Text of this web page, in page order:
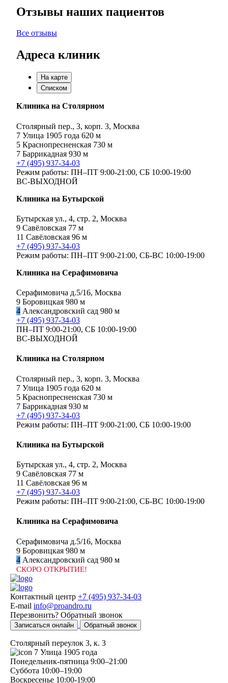
Отзывы наших пациентов
Все отзывы
Адреса клиник
На карте
Списком
Клиника на Столярном
Столярный пер., 3, корп. 3, Москва
7 Улица 1905 года 620 м
5 Краснопресненская 730 м
7 Баррикадная 930 м
+7 (495) 937-34-03
Режим работы: ПН–ПТ 9:00-21:00, СБ 10:00-19:00
ВС-ВЫХОДНОЙ
Клиника на Бутырской
Бутырская ул., 4, стр. 2, Москва
9 Савёловская 77 м
11 Савёловская 96 м
+7 (495) 937-34-03
Режим работы: ПН–ПТ 9:00-21:00, СБ-ВС 10:00-19:00
Клиника на Серафимовича
Серафимовича д.5/16, Москва
9 Боровицкая 980 м
4 Александровский сад 980 м
+7 (495) 937-34-03
ПН–ПТ 9:00-21:00, СБ 10:00-19:00
ВС-ВЫХОДНОЙ
Клиника на Столярном
Столярный пер., 3, корп. 3, Москва
7 Улица 1905 года 620 м
5 Краснопресненская 730 м
7 Баррикадная 930 м
+7 (495) 937-34-03
Режим работы: ПН–ПТ 9:00-21:00, СБ 10:00-19:00
Клиника на Бутырской
Бутырская ул., 4, стр. 2, Москва
9 Савёловская 77 м
11 Савёловская 96 м
+7 (495) 937-34-03
Режим работы: ПН–ПТ 9:00-21:00, СБ-ВС 10:00-19:00
Клиника на Серафимовича
Серафимовича д.5/16, Москва
9 Боровицкая 980 м
4 Александровский сад 980 м
СКОРО ОТКРЫТИЕ!
Контактный центр +7 (495) 937-34-03
E-mail info@proandro.ru
Перезвонить? Обратный звонок
Записаться онлайн Обратный звонок
Столярный переулок 3, к. 3
7 Улица 1905 года
Понедельник-пятница 9:00–21:00
Суббота 10:00–19:00
Воскресенье 10:00-19:00